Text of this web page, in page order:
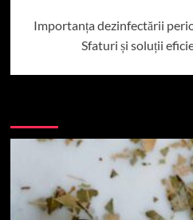
Importanța dezinfectării
Sfaturi și soluții